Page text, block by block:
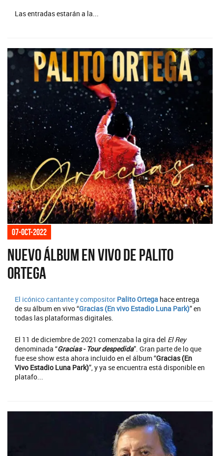
Las entradas estarán a la...
07-oct-2022
Nuevo álbum en vivo de Palito
Ortega
El icónico cantante y compositor Palito Ortega hace entrega
de su álbum en vivo “Gracias (En vivo Estadio Luna Park)” en
todas las plataformas digitales.
El 11 de diciembre de 2021 comenzaba la gira del El Rey
denominada “Gracias - Tour despedida”. Gran parte de lo que
fue ese show esta ahora incluido en el álbum “Gracias (En
Vivo Estadio Luna Park)”, y ya se encuentra está disponible en
platafo...